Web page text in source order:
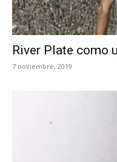
River Plate como
7 noviembre, 2019